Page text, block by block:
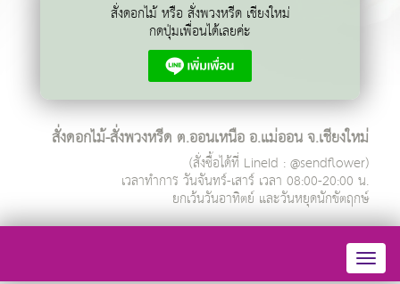
สั่งดอกไม้ หรือ สั่งพวงหรีด เชียงใหม่
กดปุ่มเพื่อนได้เลยค่ะ
สั่งดอกไม้-สั่งพวงหรีด ต.ออนเหนือ อ.แม่ออน จ.เชียงใหม่
(สั่งซื้อได้ที่ LineId : @sendflower)
เวลาทำการ วันจันทร์-เสาร์ เวลา 08:00-20:00 น.
ยกเว้นวันอาทิตย์ และวันหยุดนักขัตฤกษ์